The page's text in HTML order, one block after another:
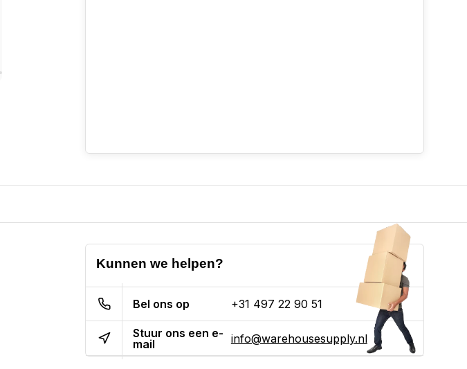
Kunnen we helpen?
Bel ons op +31 497 22 90 51
Stuur ons een e-
mail
info@warehousesupply.nl